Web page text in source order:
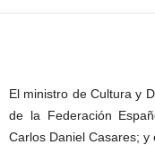
El ministro de Cultura y
de la Federación
Carlos Daniel Casares;